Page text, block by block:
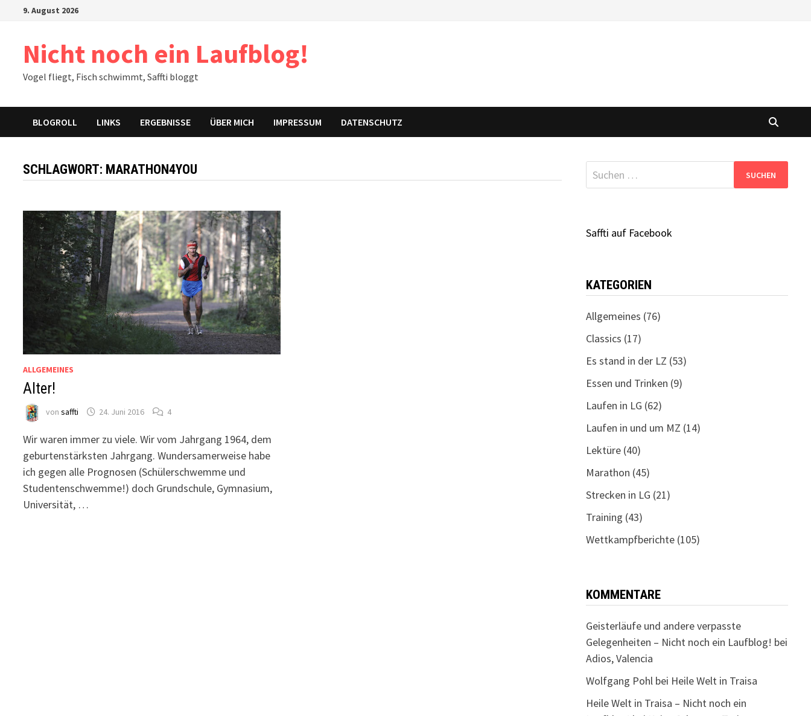
9. August 2026
Nicht noch ein Laufblog!
Vogel fliegt, Fisch schwimmt, Saffti bloggt
BLOGROLL LINKS ERGEBNISSE ÜBER MICH IMPRESSUM DATENSCHUTZ
SCHLAGWORT: MARATHON4YOU
ALLGEMEINES
Alter!
vonsaffti 24. Juni 2016 4
Wir waren immer zu viele. Wir vom Jahrgang 1964, dem
geburtenstärksten Jahrgang. Wundersamerweise habe
ich gegen alle Prognosen (Schülerschwemme und
Studentenschwemme!) doch Grundschule, Gymnasium,
Universität, …
Suchen
nach:
Saffti auf Facebook
KATEGORIEN
Allgemeines (76)
Classics (17)
Es stand in der LZ (53)
Essen und Trinken (9)
Laufen in LG (62)
Laufen in und um MZ (14)
Lektüre(40)
Marathon (45)
Strecken in LG (21)
Training (43)
Wettkampfberichte(105)
KOMMENTARE
Geisterläufe und andere verpasste
Gelegenheiten – Nicht noch ein Laufblog! bei
Adios, Valencia
Wolfgang Pohlbei Heile Welt in Traisa
Heile Welt in Traisa – Nicht noch ein